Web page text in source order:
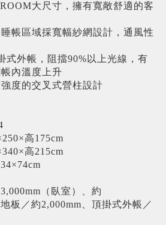
大尺寸，擁有寬敞舒適的客
帳區域採寬幅紗網設計，通風性
式外帳，阻擋90%以上光線，有
內溫度上升
度的交叉式營柱設計
高175cm
高215cm
（臥室）、約
板／約2,000mm、頂掛式外帳／